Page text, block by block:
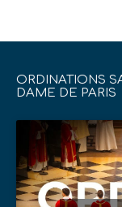
ORDINATIONS
DAME DE PARIS